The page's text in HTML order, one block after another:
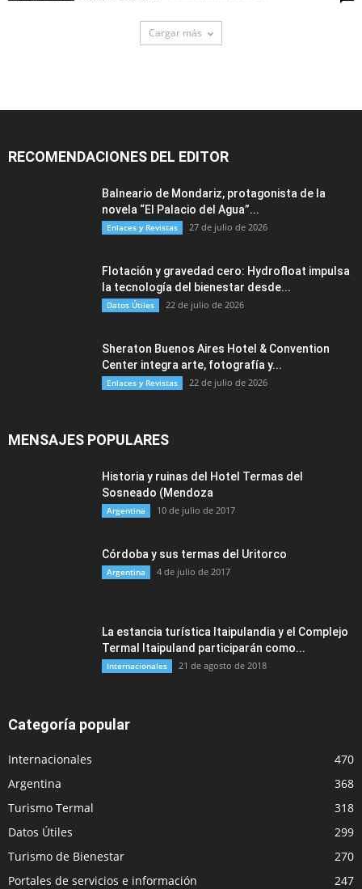
Cargar más
RECOMENDACIONES DEL EDITOR
Balneario de Mondariz, protagonista de la
novela “El Palacio del Agua”...
Enlaces y Revistas 27 de julio de 2026
Flotación y gravedad cero: Hydrofloat impulsa
la tecnología del bienestar desde...
Datos Útiles 22 de julio de 2026
Sheraton Buenos Aires Hotel & Convention
Center integra arte, fotografía y...
Enlaces y Revistas 22 de julio de 2026
MENSAJES POPULARES
Historia y ruinas del Hotel Termas del
Sosneado (Mendoza
Argentina 10 de julio de 2017
Córdoba y sus termas del Uritorco
Argentina 4 de julio de 2017
La estancia turística Itaipulandia y el Complejo
Termal Itaipuland participarán como...
Internacionales 21 de agosto de 2018
Categoría popular
Internacionales
470
Argentina
368
Turismo Termal
318
Datos Útiles
299
Turismo de Bienestar
270
Portales de servicios e información
247